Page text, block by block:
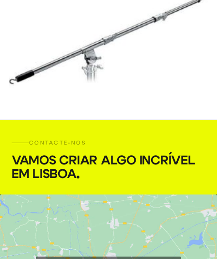
€9,00 + 23% VAT
CONTACTE-NOS
VAMOS CRIAR ALGO INCRÍVEL
EM LISBOA.